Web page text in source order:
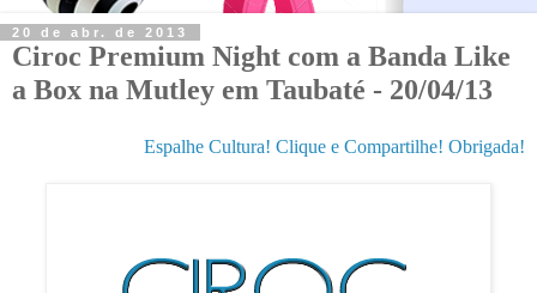
20 de abr. de 2013
Ciroc Premium Night com a Banda Like
a Box na Mutley em Taubaté - 20/04/13
Espalhe Cultura! Clique e Compartilhe! Obrigada!